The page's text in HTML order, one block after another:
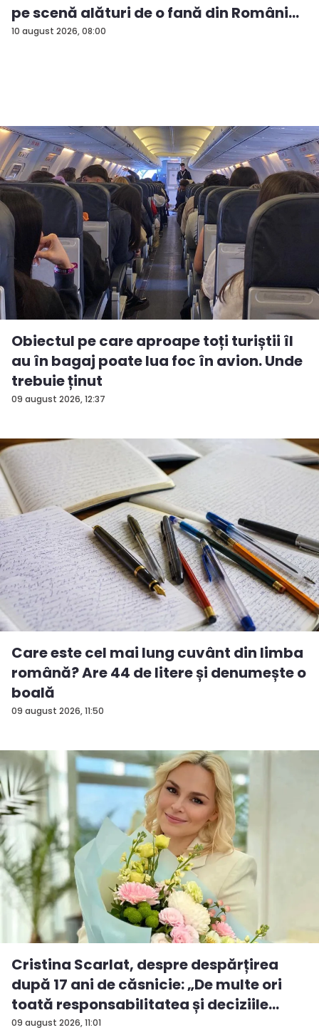
10 august 2026, 08:00
pe scenă alături de o fană din Români...
09 august 2026, 12:37
Obiectul pe care aproape toți turiștii îl
au în bagaj poate lua foc în avion. Unde
trebuie ținut
09 august 2026, 11:50
Care este cel mai lung cuvânt din limba
română? Are 44 de litere și denumește o
boală
09 august 2026, 11:01
Cristina Scarlat, despre despărțirea
după 17 ani de căsnicie: „De multe ori
toată responsabilitatea și deciziile
erau...